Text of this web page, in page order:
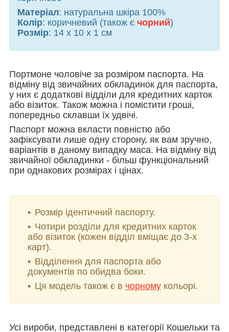
Матеріал: натуральна шкіра 100%
Колір: коричневий (також є чорний)
Розмір: 14 х 10 х 1 см
Портмоне чоловіче за розміром паспорта. На
відміну від звичайних обкладинок для паспорта,
у них є додаткові відділи для кредитних карток
або візиток. Також можна і помістити гроші,
попередньо склавши їх удвічі.
Паспорт можна вкласти повністю або
зафіксувати лише одну сторону, як вам зручно,
варіантів в даному випадку маса. На відміну від
звичайної обкладинки - більш функціональний
при однакових розмірах і цінах.
Розмір ідентичний паспорту.
Чотири розділи для кредитних карток
або візиток (кожен відділ вміщає до 3-х
карт).
Відділення для паспорта або
документів по обидва боки.
Ця модель також є в чорному кольорі.
Усі вироби, представлені в категорії Кошельки та